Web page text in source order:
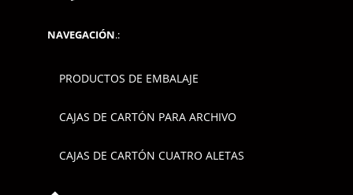
NAVEGACIÓN.:
PRODUCTOS DE EMBALAJE
CAJAS DE CARTÓN PARA ARCHIVO
CAJAS DE CARTÓN CUATRO ALETAS